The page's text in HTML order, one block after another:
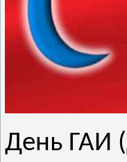
День ГАИ